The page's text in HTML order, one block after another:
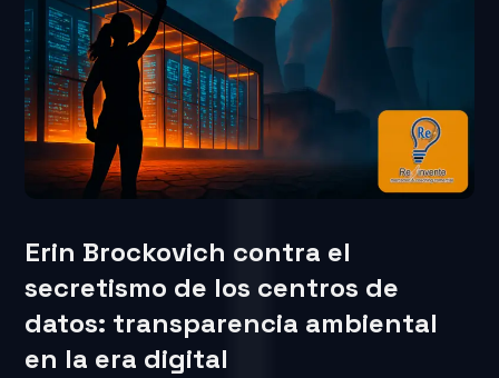
Erin Brockovich contra el
secretismo de los centros de
datos: transparencia ambiental
en la era digital